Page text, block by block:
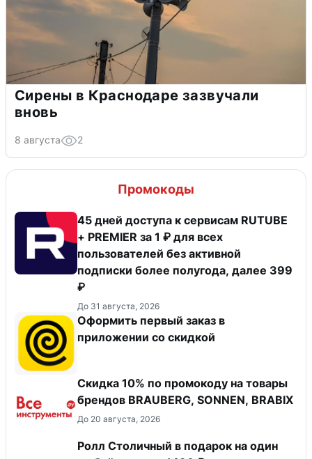
Сирены в Краснодаре зазвучали
вновь
8 августа 2
Промокоды
45 дней доступа к сервисам RUTUBE
+ PREMIER за 1 ₽ для всех
пользователей без активной
подписки более полугода, далее 399
₽
До 31 августа, 2026
Оформить первый заказ в
приложении со скидкой
Скидка 10% по промокоду на товары
брендов BRAUBERG, SONNEN, BRABIX
До 20 августа, 2026
Ролл Столичный в подарок на один